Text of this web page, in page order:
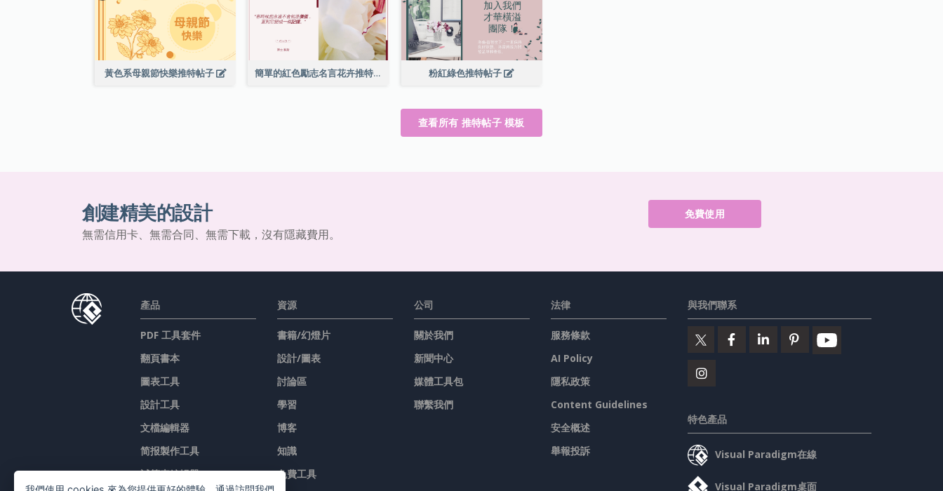
黃色系母親節快樂推特帖子 簡單的紅色勵志名言花卉推特帖子 粉紅綠色推特帖子
查看所有 推特帖子 模板
創建精美的設計
無需信用卡、無需合同、無需下載，沒有隱藏費用。
免費使用
產品
PDF 工具套件
翻頁書本
圖表工具
設計工具
文檔編輯器
简报製作工具
試算表編輯器
資源
書籍/幻燈片
設計/圖表
討論區
學習
博客
知識
免費工具
公司
關於我們
新聞中心
媒體工具包
聯繫我們
法律
服務條款
AI Policy
隱私政策
Content Guidelines
安全概述
舉報投訴
與我們聯系
特色產品
Visual Paradigm在線
Visual Paradigm桌面